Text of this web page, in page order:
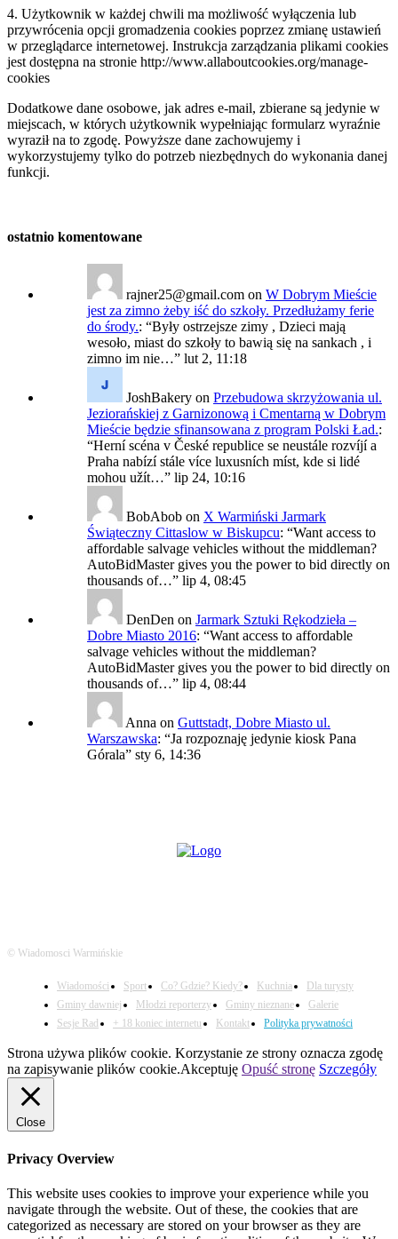
4. Użytkownik w każdej chwili ma możliwość wyłączenia lub
przywrócenia opcji gromadzenia cookies poprzez zmianę ustawień
w przeglądarce internetowej. Instrukcja zarządzania plikami cookies
jest dostępna na stronie http://www.allaboutcookies.org/manage-
cookies
Dodatkowe dane osobowe, jak adres e-mail, zbierane są jedynie w
miejscach, w których użytkownik wypełniając formularz wyraźnie
wyraził na to zgodę. Powyższe dane zachowujemy i
wykorzystujemy tylko do potrzeb niezbędnych do wykonania danej
funkcji.
ostatnio komentowane
rajner25@gmail.com on W Dobrym Mieście
jest za zimno żeby iść do szkoły. Przedłużamy ferie
do środy.: “Były ostrzejsze zimy , Dzieci mają
wesoło, miast do szkoły to bawią się na sankach , i
zimno im nie…” lut 2, 11:18
JoshBakery on Przebudowa skrzyżowania ul.
Jeziorańskiej z Garnizonową i Cmentarną w Dobrym
Mieście będzie sfinansowana z program Polski Ład.:
“Herní scéna v České republice se neustále rozvíjí a
Praha nabízí stále více luxusních míst, kde si lidé
mohou užít…” lip 24, 10:16
BobAbob on X Warmiński Jarmark
Świąteczny Cittaslow w Biskupcu: “Want access to
affordable salvage vehicles without the middleman?
AutoBidMaster gives you the power to bid directly on
thousands of…” lip 4, 08:45
DenDen on Jarmark Sztuki Rękodzieła –
Dobre Miasto 2016: “Want access to affordable
salvage vehicles without the middleman?
AutoBidMaster gives you the power to bid directly on
thousands of…” lip 4, 08:44
Anna on Guttstadt, Dobre Miasto ul.
Warszawska: “Ja rozpoznaję jedynie kiosk Pana
Górala” sty 6, 14:36
© Wiadomosci Warmińskie
Wiadomości Sport Co? Gdzie? Kiedy? Kuchnia
Dla turysty
Gminy dawniej
Młodzi reporterzy Gminy nieznane
Galerie
Sesje Rad
+ 18 koniec internetu Kontakt Polityka prywatności
Strona używa plików cookie. Korzystanie ze strony oznacza zgodę
na zapisywanie plików cookie.Akceptuję Opuść stronę Szczegóły
Close
Privacy Overview
This website uses cookies to improve your experience while you
navigate through the website. Out of these, the cookies that are
categorized as necessary are stored on your browser as they are